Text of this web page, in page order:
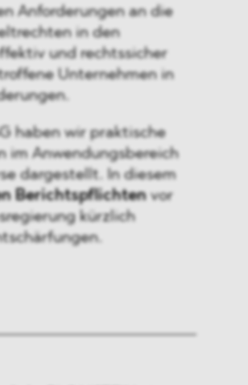
Anforderungen an die
in den
und rechtssicher
Unternehmen in
haben wir praktische
im Anwendungsbereich
dargestellt. In diesem
Berichtspflichtenvor
kürzlich